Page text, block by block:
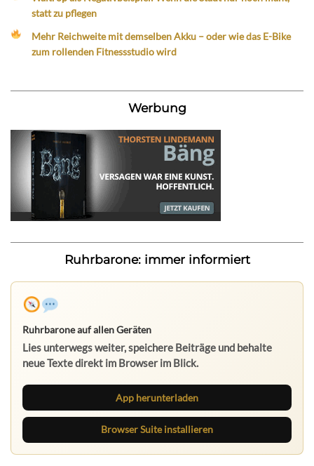
statt zu pflegen
Mehr Reichweite mit demselben Akku – oder wie das E-Bike
zum rollenden Fitnessstudio wird
Werbung
Ruhrbarone: immer informiert
Ruhrbarone auf allen Geräten
Lies unterwegs weiter, speichere Beiträge und behalte
neue Texte direkt im Browser im Blick.
App herunterladen
Browser Suite installieren